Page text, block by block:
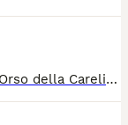
Disponibili splendidi cuccioli di Cane da Orso della Carelia, una razza straordinaria, conosciuta per il suo coraggio, la sua intelligenza e la profonda fedeltà verso il proprietario. Cani dal carattere equilibrato, instancabili e perfetti per chi ama la natura e desidera un compagno affidabile e speciale. I cuccioli sono allevati con grande cura, crescono in un ambiente familiare e vengono seguiti quotidianamente per favorire una corretta socializzazione e uno sviluppo sano. Saranno ceduti al termine dello svezzamento con: Microchip Prima vaccinazione Sverminazione Si ricercano esclusivamente persone serie e consapevoli delle esigenze della razza, per garantire a ogni cucciolo una famiglia responsabile e amorevole. Per ulteriori informazioni, fotografie o per conoscere la disponibilità e prezzo, contattatemi senza impegno. Sarò lieta di rispondere a qualsiasi domanda e di farvi conoscere questi splendidi cuccioli.